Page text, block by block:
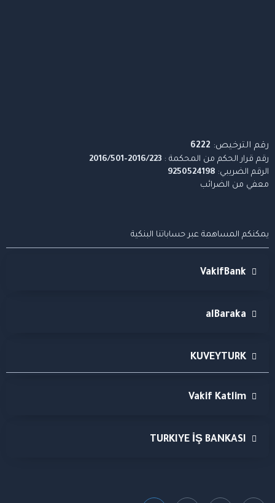
رقم الترخيص: 6222
رقم قرار الحكم من المحكمة : 2016/223-2016/501
الرقم الضريبي: 9250524198
معفي من الضرائب
يمكنكم المساهمة عبر حساباتنا البنكية
VakifBank
alBaraka
KUVEYTURK
Vakif Katlim
TURKIYE İŞ BANKASI